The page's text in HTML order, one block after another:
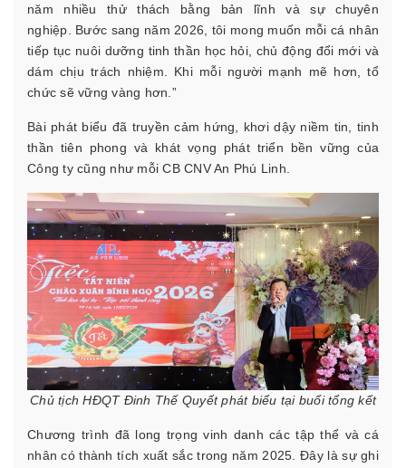
năm nhiều thử thách bằng bản lĩnh và sự chuyên
nghiệp. Bước sang năm 2026, tôi mong muốn mỗi cá nhân
tiếp tục nuôi dưỡng tinh thần học hỏi, chủ động đổi mới và
dám chịu trách nhiệm. Khi mỗi người mạnh mẽ hơn, tổ
chức sẽ vững vàng hơn.”
Bài phát biểu đã truyền cảm hứng, khơi dậy niềm tin, tinh
thần tiên phong và khát vọng phát triển bền vững của
Công ty cũng như mỗi CB CNV An Phú Linh.
Chủ tịch HĐQT Đinh Thế Quyết phát biểu tại buổi tổng kết
Chương trình đã long trọng vinh danh các tập thể và cá
nhân có thành tích xuất sắc trong năm 2025. Đây là sự ghi